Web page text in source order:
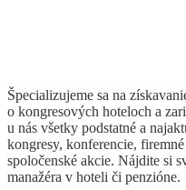
Špecializujeme sa na
o kongresových hoteloch a
u nás všetky podstatné a
kongresy, konferencie,
spoločenské akcie. Nájdite si
manažéra v hoteli či penzióne.